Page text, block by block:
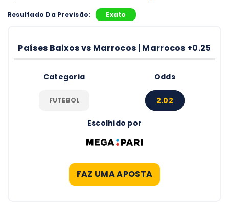
Resultado Da Previsão: Exato
Países Baixos vs Marrocos | Marrocos +0.25
FAZ UMA APOSTA
Categoria
FUTEBOL
Odds
2.02
Escolhido por